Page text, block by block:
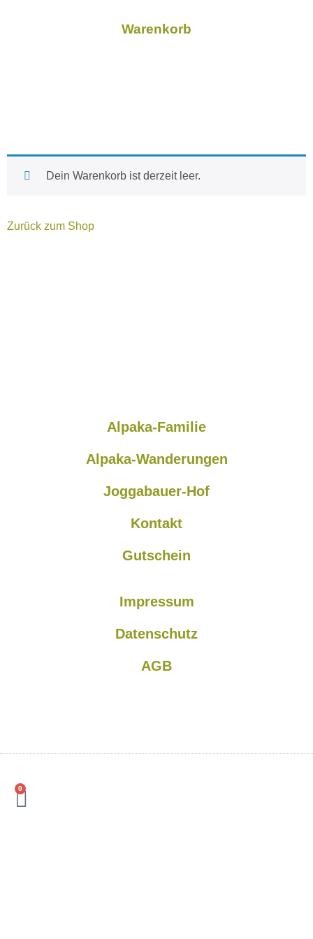
Warenkorb
Dein Warenkorb ist derzeit leer.
Zurück zum Shop
Alpaka-Familie
Alpaka-Wanderungen
Joggabauer-Hof
Kontakt
Gutschein
Impressum
Datenschutz
AGB
0